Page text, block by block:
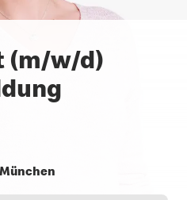
(m/w/d)